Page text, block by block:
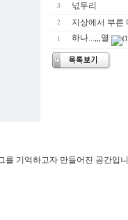
3 넋두리
2 지상에서 부른
1 하나...,,,열
를 기억하고자 만들어진 공간입